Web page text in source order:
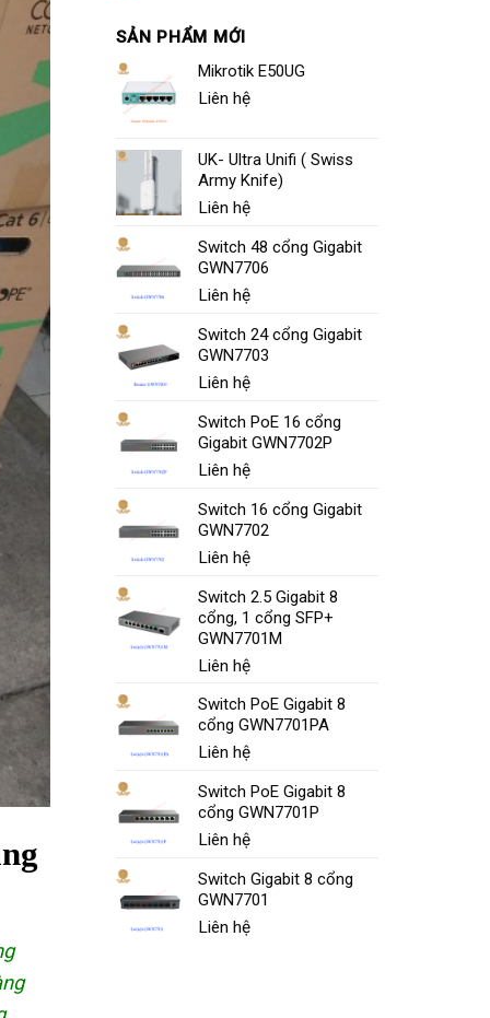
SẢN PHẨM MỚI
Mikrotik E50UG
Liên hệ
UK- Ultra Unifi ( Swiss
Army Knife)
Liên hệ
Switch 48 cổng Gigabit
GWN7706
Liên hệ
Switch 24 cổng Gigabit
GWN7703
Liên hệ
Switch PoE 16 cổng
Gigabit GWN7702P
Liên hệ
Switch 16 cổng Gigabit
GWN7702
Liên hệ
Switch 2.5 Gigabit 8
cổng, 1 cổng SFP+
GWN7701M
Liên hệ
Switch PoE Gigabit 8
cổng GWN7701PA
Liên hệ
Switch PoE Gigabit 8
cổng GWN7701P
Liên hệ
Switch Gigabit 8 cổng
GWN7701
Liên hệ